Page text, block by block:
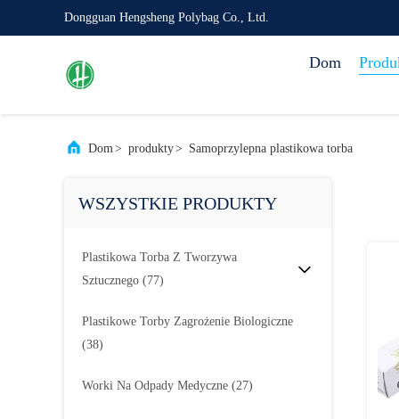
Dongguan Hengsheng Polybag Co., Ltd.
Dom
Dom> produkty> Samoprzylepna plastikowa torba
WSZYSTKIE PRODUKTY
Plastikowa Torba Z Tworzywa
Sztucznego (77)
Plastikowe Torby Zagrożenie Biologiczne
(38)
Worki Na Odpady Medyczne (27)